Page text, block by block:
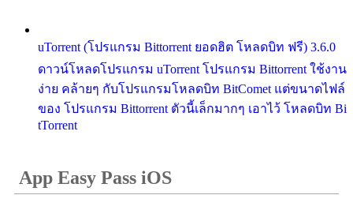
uTorrent (โปรแกรม Bittorrent ยอดฮิต โหลดบิท ฟรี) 3.6.0
ดาวน์โหลดโปรแกรม uTorrent โปรแกรม Bittorrent ใช้งาน
ง่าย คล้ายๆ กับโปรแกรมโหลดบิท BitComet แต่ขนาดไฟล์
ของ โปรแกรม Bittorrent ตัวนี้เล็กมากๆ เอาไว้ โหลดบิท Bi
tTorrent
App Easy Pass iOS